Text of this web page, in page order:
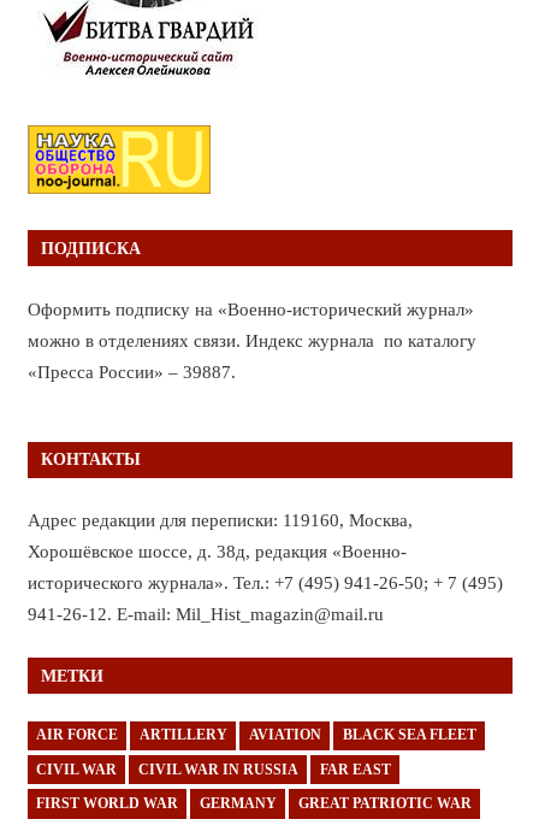
ПОДПИСКА
Оформить подписку на «Военно-исторический журнал»
можно в отделениях связи. Индекс журнала по каталогу
«Пресса России» – 39887.
КОНТАКТЫ
Адрес редакции для переписки: 119160, Москва,
Хорошёвское шоссе, д. 38д, редакция «Военно-
исторического журнала». Тел.: +7 (495) 941-26-50; + 7 (495)
941-26-12. E-mail: Mil_Hist_magazin@mail.ru
МЕТКИ
AIR FORCE ARTILLERY AVIATION BLACK SEA FLEET
CIVIL WAR CIVIL WAR IN RUSSIA FAR EAST
FIRST WORLD WAR GERMANY GREAT PATRIOTIC WAR